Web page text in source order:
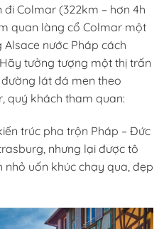
Colmar (322km – hơn 4h
quan làng cổ Colmar một
nước Pháp cách
tưởng tượng một thị trấn
lát đá men theo
quý khách tham quan:
trúc pha trộn Pháp – Đức
nhưng lại được tô
nhỏ uốn khúc chạy qua, đẹp